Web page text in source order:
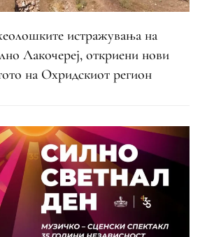
истражувања на
Лакочереј, откриени нови
на Охридскиот регион